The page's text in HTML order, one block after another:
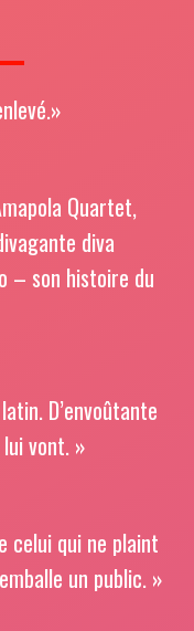
Quartet,
diva
– son histoire du
D’envoûtante
vont. »
celui qui ne plaint
un public. »